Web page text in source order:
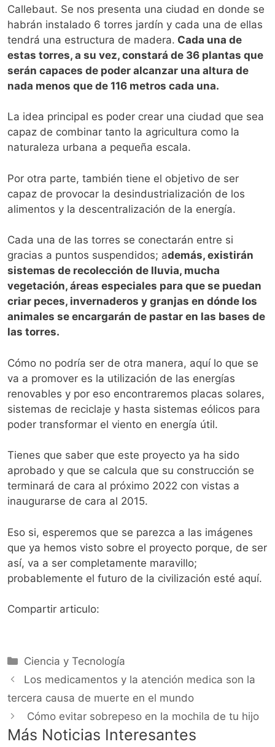
Callebaut. Se nos presenta una ciudad en donde se
habrán instalado 6 torres jardín y cada una de ellas
tendrá una estructura de madera. Cada una de
estas torres, a su vez, constará de 36 plantas que
serán capaces de poder alcanzar una altura de
nada menos que de 116 metros cada una.
La idea principal es poder crear una ciudad que sea
capaz de combinar tanto la agricultura como la
naturaleza urbana a pequeña escala.
Por otra parte, también tiene el objetivo de ser
capaz de provocar la desindustrialización de los
alimentos y la descentralización de la energía.
Cada una de las torres se conectarán entre si
gracias a puntos suspendidos; además, existirán
sistemas de recolección de lluvia, mucha
vegetación, áreas especiales para que se puedan
criar peces, invernaderos y granjas en dónde los
animales se encargarán de pastar en las bases de
las torres.
Cómo no podría ser de otra manera, aquí lo que se
va a promover es la utilización de las energías
renovables y por eso encontraremos placas solares,
sistemas de reciclaje y hasta sistemas eólicos para
poder transformar el viento en energía útil.
Tienes que saber que este proyecto ya ha sido
aprobado y que se calcula que su construcción se
terminará de cara al próximo 2022 con vistas a
inaugurarse de cara al 2015.
Eso si, esperemos que se parezca a las imágenes
que ya hemos visto sobre el proyecto porque, de ser
así, va a ser completamente maravillo;
probablemente el futuro de la civilización esté aquí.
Compartir articulo:
Categorías
Ciencia y Tecnología
Los medicamentos y la atención medica son la
tercera causa de muerte en el mundo
Cómo evitar sobrepeso en la mochila de tu hijo
Más Noticias Interesantes